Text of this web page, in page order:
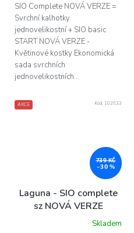
SIO Complete NOVÁ VERZE =
Svrchní kalhotky
jednovelikostní + SIO basic
START NOVÁ VERZE -
Květinové kostky Ekonomická
sada svrchních
jednovelikostních...
AKCE
739 KČ
–30 %
Laguna - SIO complete
sz NOVÁ VERZE
Skladem
Kód: 102633